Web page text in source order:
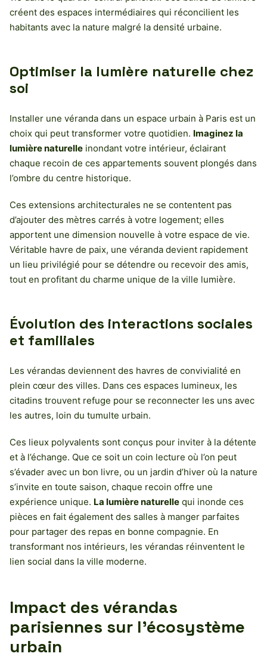
créent des espaces intermédiaires qui réconcilient les
habitants avec la nature malgré la densité urbaine.
Optimiser la lumière naturelle chez
soi
Installer une véranda dans un espace urbain à Paris est un
choix qui peut transformer votre quotidien. Imaginez la
lumière naturelle inondant votre intérieur, éclairant
chaque recoin de ces appartements souvent plongés dans
l’ombre du centre historique.
Ces extensions architecturales ne se contentent pas
d’ajouter des mètres carrés à votre logement; elles
apportent une dimension nouvelle à votre espace de vie.
Véritable havre de paix, une véranda devient rapidement
un lieu privilégié pour se détendre ou recevoir des amis,
tout en profitant du charme unique de la ville lumière.
Évolution des interactions sociales
et familiales
Les vérandas deviennent des havres de convivialité en
plein cœur des villes. Dans ces espaces lumineux, les
citadins trouvent refuge pour se reconnecter les uns avec
les autres, loin du tumulte urbain.
Ces lieux polyvalents sont conçus pour inviter à la détente
et à l’échange. Que ce soit un coin lecture où l’on peut
s’évader avec un bon livre, ou un jardin d’hiver où la nature
s’invite en toute saison, chaque recoin offre une
expérience unique. La lumière naturelle qui inonde ces
pièces en fait également des salles à manger parfaites
pour partager des repas en bonne compagnie. En
transformant nos intérieurs, les vérandas réinventent le
lien social dans la ville moderne.
Impact des vérandas
parisiennes sur l’écosystème
urbain